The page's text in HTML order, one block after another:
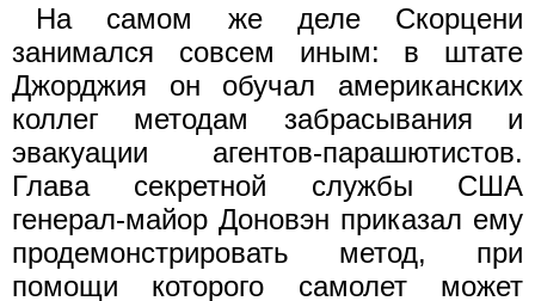
На самом же деле Скорцени
занимался совсем иным: в штате
Джорджия он обучал американских
коллег методам забрасывания и
эвакуации агентов-парашютистов.
Глава секретной службы США
генерал-майор Доновэн приказал ему
продемонстрировать метод, при
помощи которого самолет может